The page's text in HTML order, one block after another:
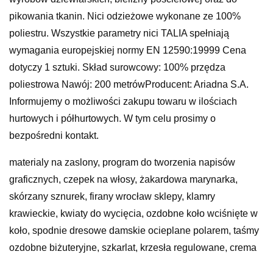
pikowania tkanin. Nici odzieżowe wykonane ze 100%
poliestru. Wszystkie parametry nici TALIA spełniają
wymagania europejskiej normy EN 12590:19999 Cena
dotyczy 1 sztuki. Skład surowcowy: 100% przędza
poliestrowa Nawój: 200 metrówProducent: Ariadna S.A.
Informujemy o możliwości zakupu towaru w ilościach
hurtowych i półhurtowych. W tym celu prosimy o
bezpośredni kontakt.
materialy na zaslony, program do tworzenia napisów
graficznych, czepek na włosy, żakardowa marynarka,
skórzany sznurek, firany wrocław sklepy, klamry
krawieckie, kwiaty do wycięcia, ozdobne koło wciśnięte w
koło, spodnie dresowe damskie ocieplane polarem, taśmy
ozdobne biżuteryjne, szkarlat, krzesła regulowane, crema